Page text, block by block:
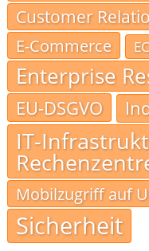
Customer
E-Commerce
Enterprise
EU-DSGVO
IT-
Mobilzugriff auf
Sicherheit